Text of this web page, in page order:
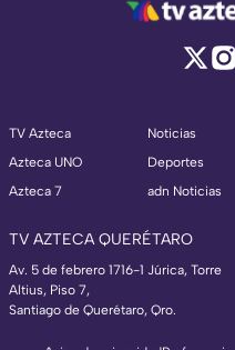
TV Azteca
Azteca UNO
Azteca 7
Noticias
Deportes
adn Noticias
TV AZTECA QUERÉTARO
Av. 5 de febrero 1716-1 Júrica, Torre
Altius, Piso 7,
Santiago de Querétaro, Qro.